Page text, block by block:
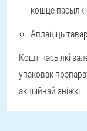
кошце
Аплаціць
Кошт пасылкі
упаковак
акцыйнай зніжкі.